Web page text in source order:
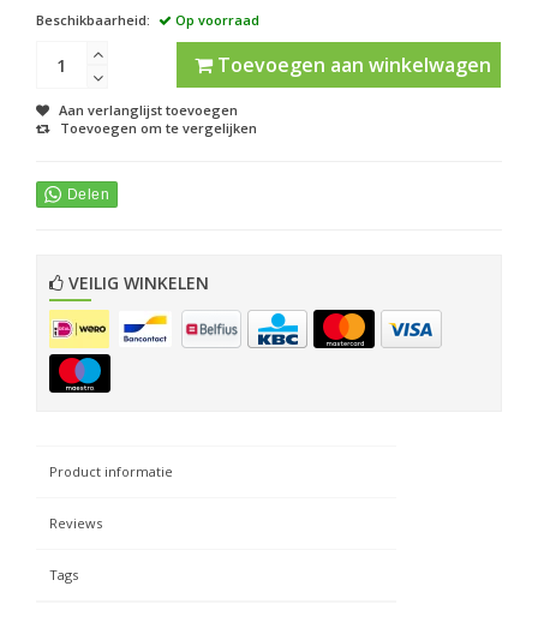
Beschikbaarheid: Op voorraad
Toevoegen aan winkelwagen
Aan verlanglijst toevoegen
Toevoegen om te vergelijken
VEILIG WINKELEN
Product informatie
Reviews
Tags